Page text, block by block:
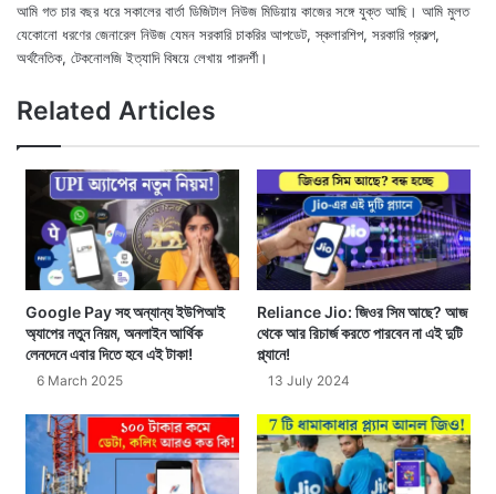
আমি গত চার বছর ধরে সকালের বার্তা ডিজিটাল নিউজ মিডিয়ায় কাজের সঙ্গে যুক্ত আছি। আমি মুলত
যেকোনো ধরণের জেনারেল নিউজ যেমন সরকারি চাকরির আপডেট, স্কলারশিপ, সরকারি প্রকল্প,
অর্থনৈতিক, টেকনোলজি ইত্যাদি বিষয়ে লেখায় পারদর্শী।
Related Articles
Google Pay সহ অন্যান্য ইউপিআই
অ্যাপের নতুন নিয়ম, অনলাইন আর্থিক
লেনদেনে এবার দিতে হবে এই টাকা!
6 March 2025
Reliance Jio: জিওর সিম আছে? আজ
থেকে আর রিচার্জ করতে পারবেন না এই দুটি
প্ল্যানে!
13 July 2024